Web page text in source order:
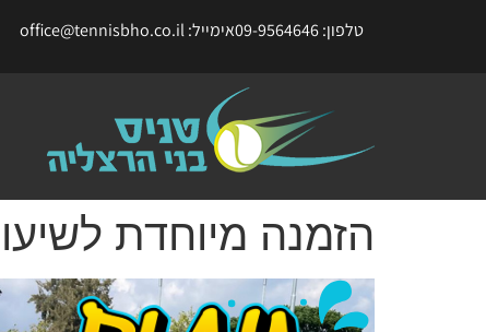
טלפון: 09-9564646 אימייל: office@tennisbho.co.il
הזמנה מיוחדת לשיעור